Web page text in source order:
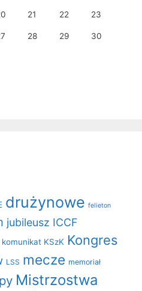
21 22 23
28 29 30
drużynowe felieton
jubileusz ICCF
komunikat KSzK Kongres
LSS mecze memoriał
Mistrzostwa